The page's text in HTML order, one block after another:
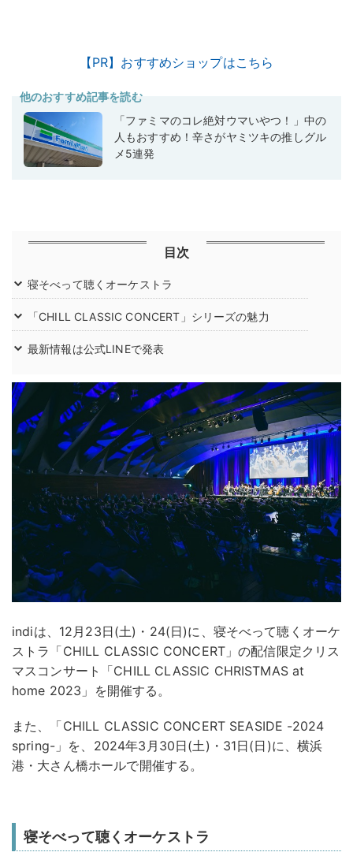
【PR】おすすめショップはこちら
他のおすすめ記事を読む
「ファミマのコレ絶対ウマいやつ！」中の
人もおすすめ！辛さがヤミツキの推しグル
メ5連発
目次
寝そべって聴くオーケストラ
「CHILL CLASSIC CONCERT」シリーズの魅力
最新情報は公式LINEで発表
indiは、12月23日(土)・24(日)に、寝そべって聴くオーケ
ストラ「CHILL CLASSIC CONCERT」の配信限定クリス
マスコンサート「CHILL CLASSIC CHRISTMAS at
home 2023」を開催する。
また、「CHILL CLASSIC CONCERT SEASIDE -2024
spring-」を、2024年3月30日(土)・31日(日)に、横浜
港・大さん橋ホールで開催する。
寝そべって聴くオーケストラ